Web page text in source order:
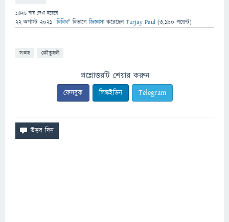
1,426 বার দেখা হয়েছে
22 অগাস্ট 2021 "বিবিধ" বিভাগে জিজ্ঞাসাকরেছেনTurjay Paul (3,190 পয়েন্ট)
সপ্তাহ কৌতুহলী
প্রশ্নোত্তরটি শেয়ার করুন
ফেসবুক লিঙ্কইডিন Telegram